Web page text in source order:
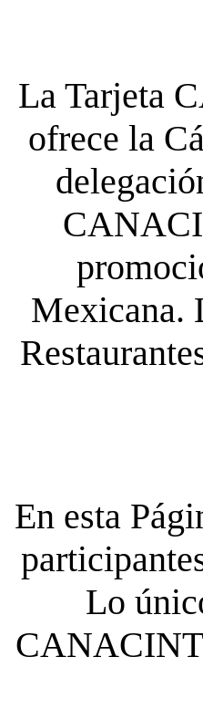
La Tarjeta
ofrece la
Mexicana.
En esta
Lo